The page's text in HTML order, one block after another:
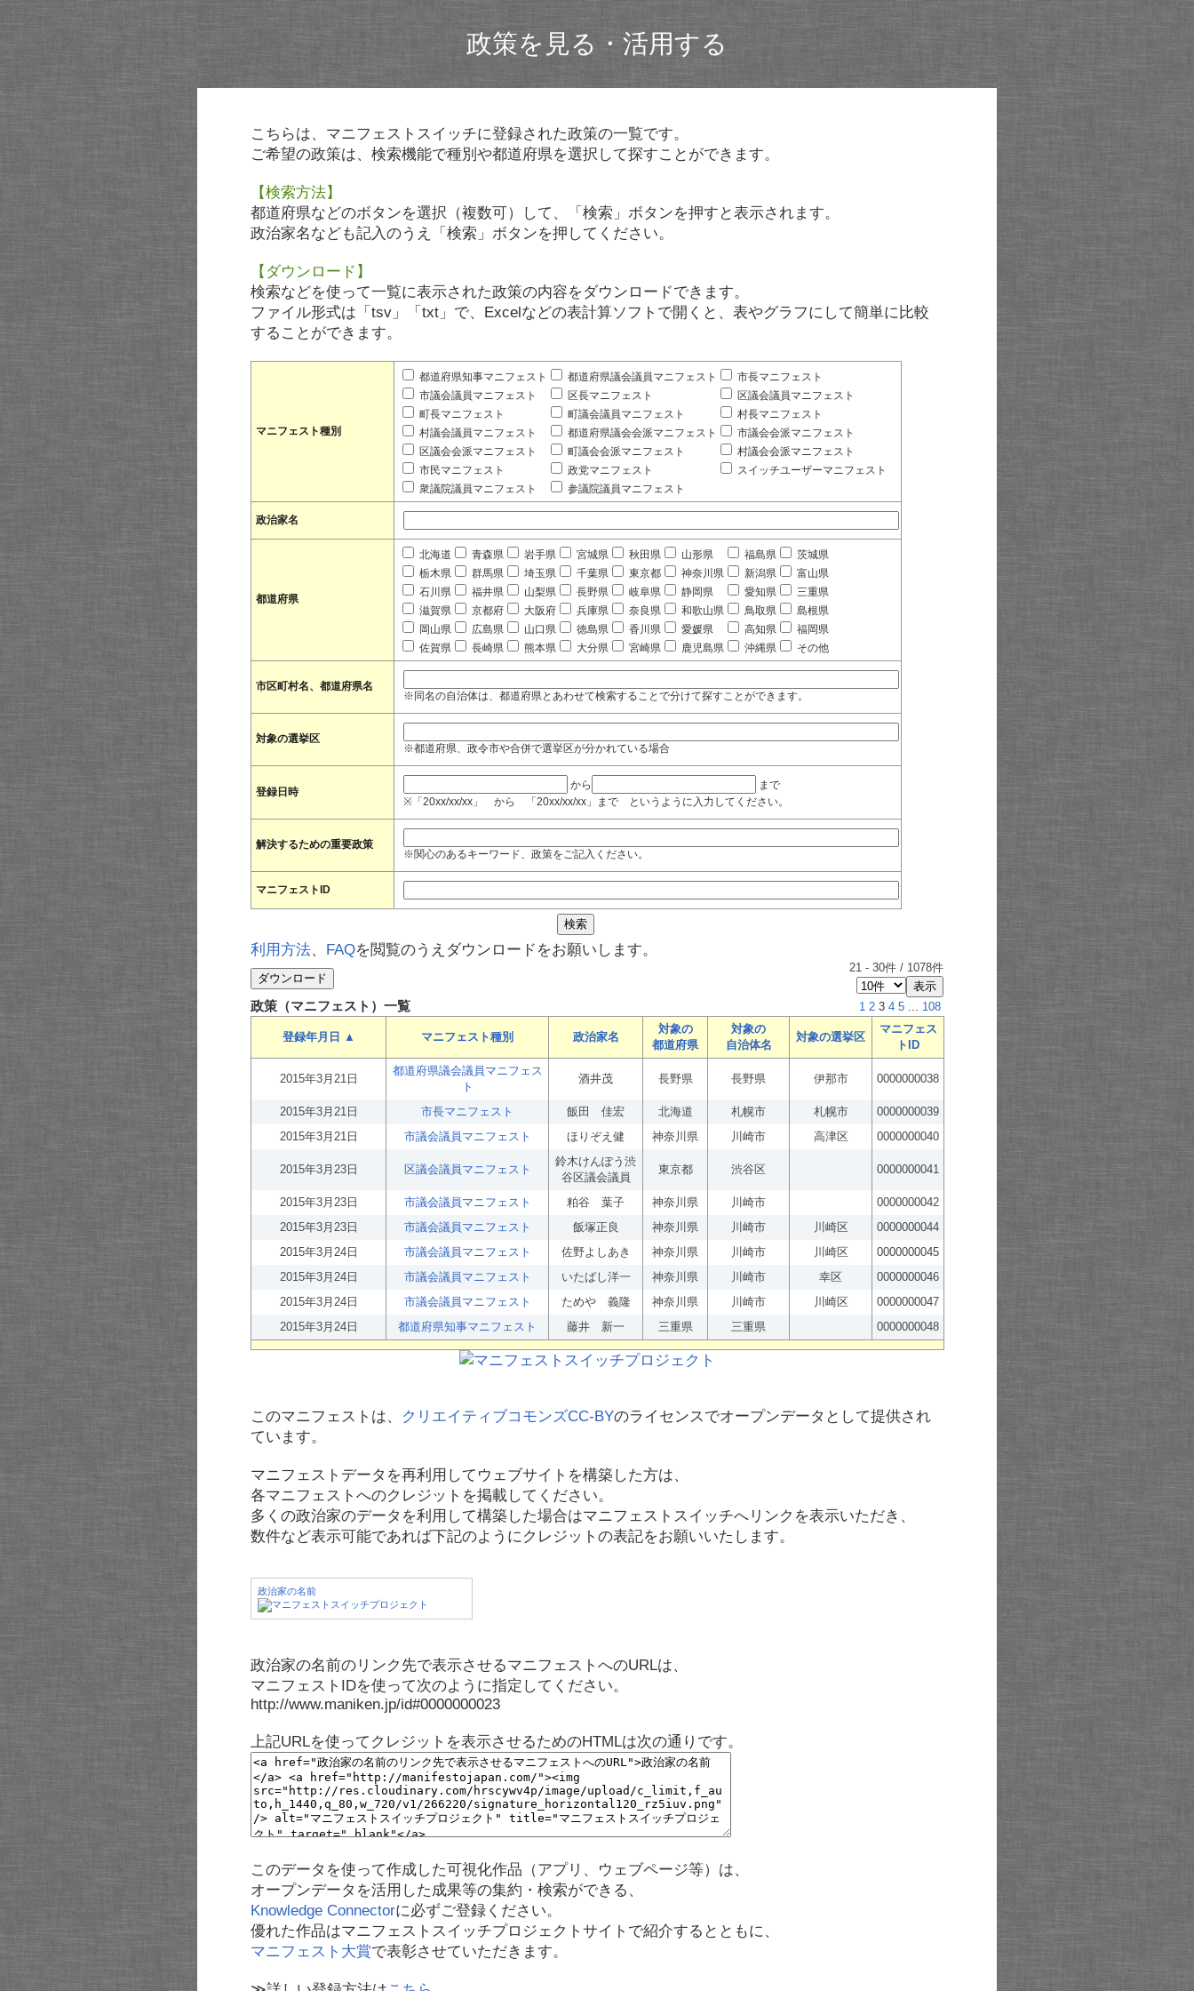
政策を見る・活用する
こちらは、マニフェストスイッチに登録された政策の一覧です。
ご希望の政策は、検索機能で種別や都道府県を選択して探すことができます。
【検索方法】
都道府県などのボタンを選択（複数可）して、「検索」ボタンを押すと表示されます。
政治家名なども記入のうえ「検索」ボタンを押してください。
【ダウンロード】
検索などを使って一覧に表示された政策の内容をダウンロードできます。
ファイル形式は「tsv」「txt」で、Excelなどの表計算ソフトで開くと、表やグラフにして簡単に比較
することができます。
マニフェスト種別
都道府県知事マニフェスト 都道府県議会議員マニフェスト
市長マニフェスト
市議会議員マニフェスト
区長マニフェスト
区議会議員マニフェスト
町長マニフェスト
町議会議員マニフェスト
村長マニフェスト
村議会議員マニフェスト
都道府県議会会派マニフェスト
市議会会派マニフェスト
区議会会派マニフェスト
町議会会派マニフェスト
村議会会派マニフェスト
市民マニフェスト
政党マニフェスト
スイッチユーザーマニフェスト
衆議院議員マニフェスト
参議院議員マニフェスト
政治家名
都道府県
北海道 青森県 岩手県 宮城県 秋田県 山形県 福島県
茨城県
栃木県
群馬県 埼玉県 千葉県 東京都 神奈川県 新潟県
富山県
石川県
福井県 山梨県 長野県 岐阜県 静岡県 愛知県
三重県
滋賀県
京都府 大阪府 兵庫県 奈良県 和歌山県 鳥取県
島根県
岡山県
広島県 山口県 徳島県 香川県 愛媛県 高知県
福岡県
佐賀県
長崎県 熊本県 大分県 宮崎県 鹿児島県 沖縄県 その他
市区町村名、都道府県名
※同名の自治体は、都道府県とあわせて検索することで分けて探すことができます。
対象の選挙区
※都道府県、政令市や合併で選挙区が分かれている場合
登録日時
から
まで
※「20xx/xx/xx」 から 「20xx/xx/xx」まで というように入力してください。
解決するための重要政策
※関心のあるキーワード、政策をご記入ください。
マニフェストID
利用方法、 FAQを閲覧のうえダウンロードをお願いします。
21 - 30件 / 1078件
政策（マニフェスト）一覧 1 2 3 4 5 ... 108
登録年月日 ▲ マニフェスト種別 政治家名
対象の
都道府県
対象の
自治体名
対象の選挙区
マニフェス
トID
2015年3月21日
都道府県議会議員マニフェス
ト
酒井茂 長野県 長野県 伊那市 0000000038
2015年3月21日 市長マニフェスト 飯田 佳宏 北海道 札幌市 札幌市
0000000039
2015年3月21日
市議会議員マニフェスト ほりぞえ健 神奈川県 川崎市 高津区 0000000040
2015年3月23日 区議会議員マニフェスト
鈴木けんぽう渋
谷区議会議員
東京都 渋谷区 0000000041
2015年3月23日 市議会議員マニフェスト 粕谷 葉子 神奈川県 川崎市
0000000042
2015年3月23日
市議会議員マニフェスト 飯塚正良 神奈川県 川崎市 川崎区
0000000044
2015年3月24日
市議会議員マニフェスト 佐野よしあき 神奈川県 川崎市 川崎区
0000000045
2015年3月24日
市議会議員マニフェスト いたばし洋一 神奈川県 川崎市 幸区
0000000046
2015年3月24日
市議会議員マニフェスト ためや 義隆 神奈川県 川崎市 川崎区
0000000047
2015年3月24日
都道府県知事マニフェスト 藤井 新一 三重県 三重県 0000000048
このマニフェストは、 クリエイティブコモンズCC-BYのライセンスでオープンデータとして提供され
ています。
マニフェストデータを再利用してウェブサイトを構築した方は、
各マニフェストへのクレジットを掲載してください。
多くの政治家のデータを利用して構築した場合はマニフェストスイッチへリンクを表示いただき、
数件など表示可能であれば下記のようにクレジットの表記をお願いいたします。
政治家の名前
政治家の名前のリンク先で表示させるマニフェストへのURLは、
マニフェストIDを使って次のように指定してください。
http://www.maniken.jp/id#0000000023
上記URLを使ってクレジットを表示させるためのHTMLは次の通りです。
このデータを使って作成した可視化作品（アプリ、ウェブページ等）は、
オープンデータを活用した成果等の集約・検索ができる、
Knowledge Connectorに必ずご登録ください。
優れた作品はマニフェストスイッチプロジェクトサイトで紹介するとともに、
マニフェスト大賞で表彰させていただきます。